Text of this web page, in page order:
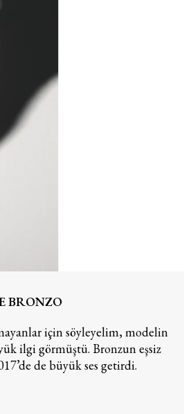
BRONZO
için söyleyelim, modelin
ilgi görmüştü. Bronzun eşsiz
de büyük ses getirdi.